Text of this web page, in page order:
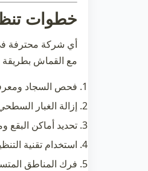
خطوات
أي شركة محترفة
مع القماش
فحص السجاد
إزالة الغبار
تحديد أماكن البقع
استخدام تقنية
فرك المناطق